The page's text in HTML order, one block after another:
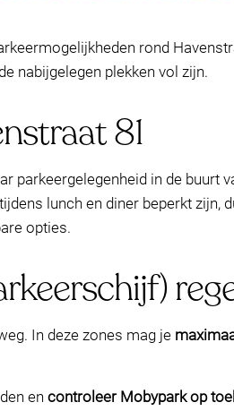
rond
nabijgelegen plekken vol zijn.
81
parkeergelegenheid in de buurt
lunch en diner beperkt zijn,
opties.
In deze zones mag je
en controleer Mobypark op